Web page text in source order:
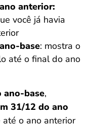
anterior:
você já havia
base: mostra o
até o final do ano
ano-base,
31/12 do ano
até o ano anterior